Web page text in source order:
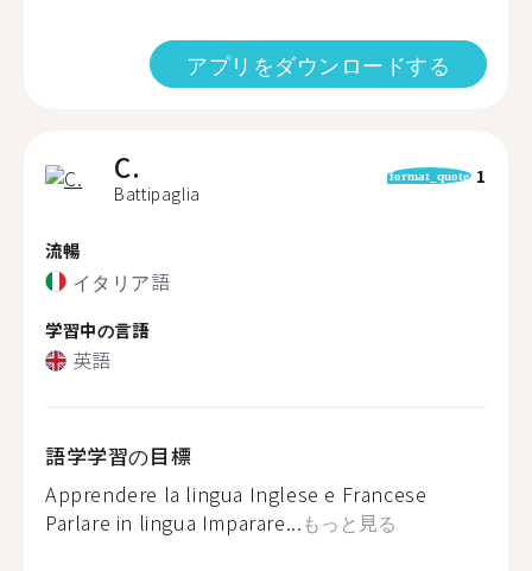
アプリをダウンロードする
C.
Battipaglia
format_quote 1
流暢
イタリア語
学習中の言語
英語
語学学習の目標
Apprendere la lingua Inglese e Francese
Parlare in lingua Imparare...もっと見る